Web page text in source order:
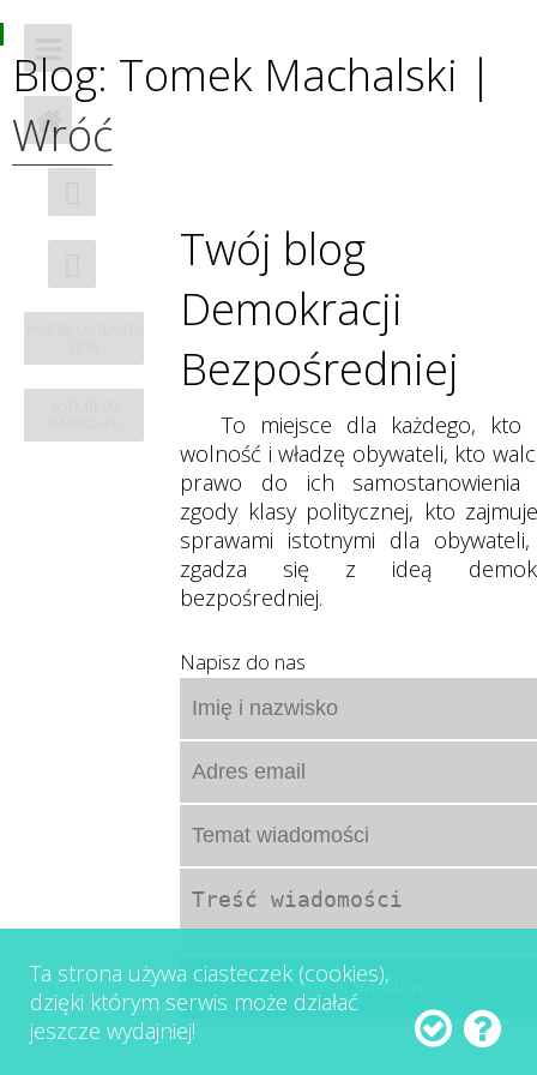
Ta strona używa ciasteczek (cookies),
dzięki którym serwis może działać
jeszcze wydajniej!
Blog: Tomek Machalski |
Wróć
Twój blog
Demokracji
Bezpośredniej
To miejsce dla każdego, kto
wolność i władzę obywateli, kto
prawo do ich samostanowienia
zgody klasy politycznej, kto
sprawami istotnymi dla
zgadza się z ideą
bezpośredniej.
Napisz do nas